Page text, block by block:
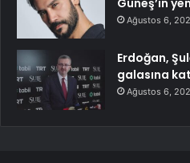
Güneş’in
Ağustos 6,
Erdoğan,
galasına
Ağustos 6,